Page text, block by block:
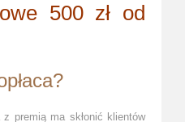
500 zł od
premią ma skłonić klientów